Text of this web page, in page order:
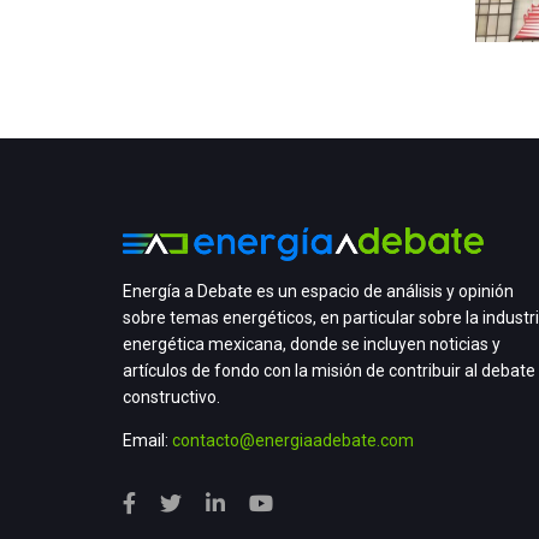
Energía a Debate es un espacio de análisis y opinión
sobre temas energéticos, en particular sobre la
energética mexicana, donde se incluyen noticias y
artículos de fondo con la misión de contribuir al debate
constructivo.
Email: contacto@energiaadebate.com